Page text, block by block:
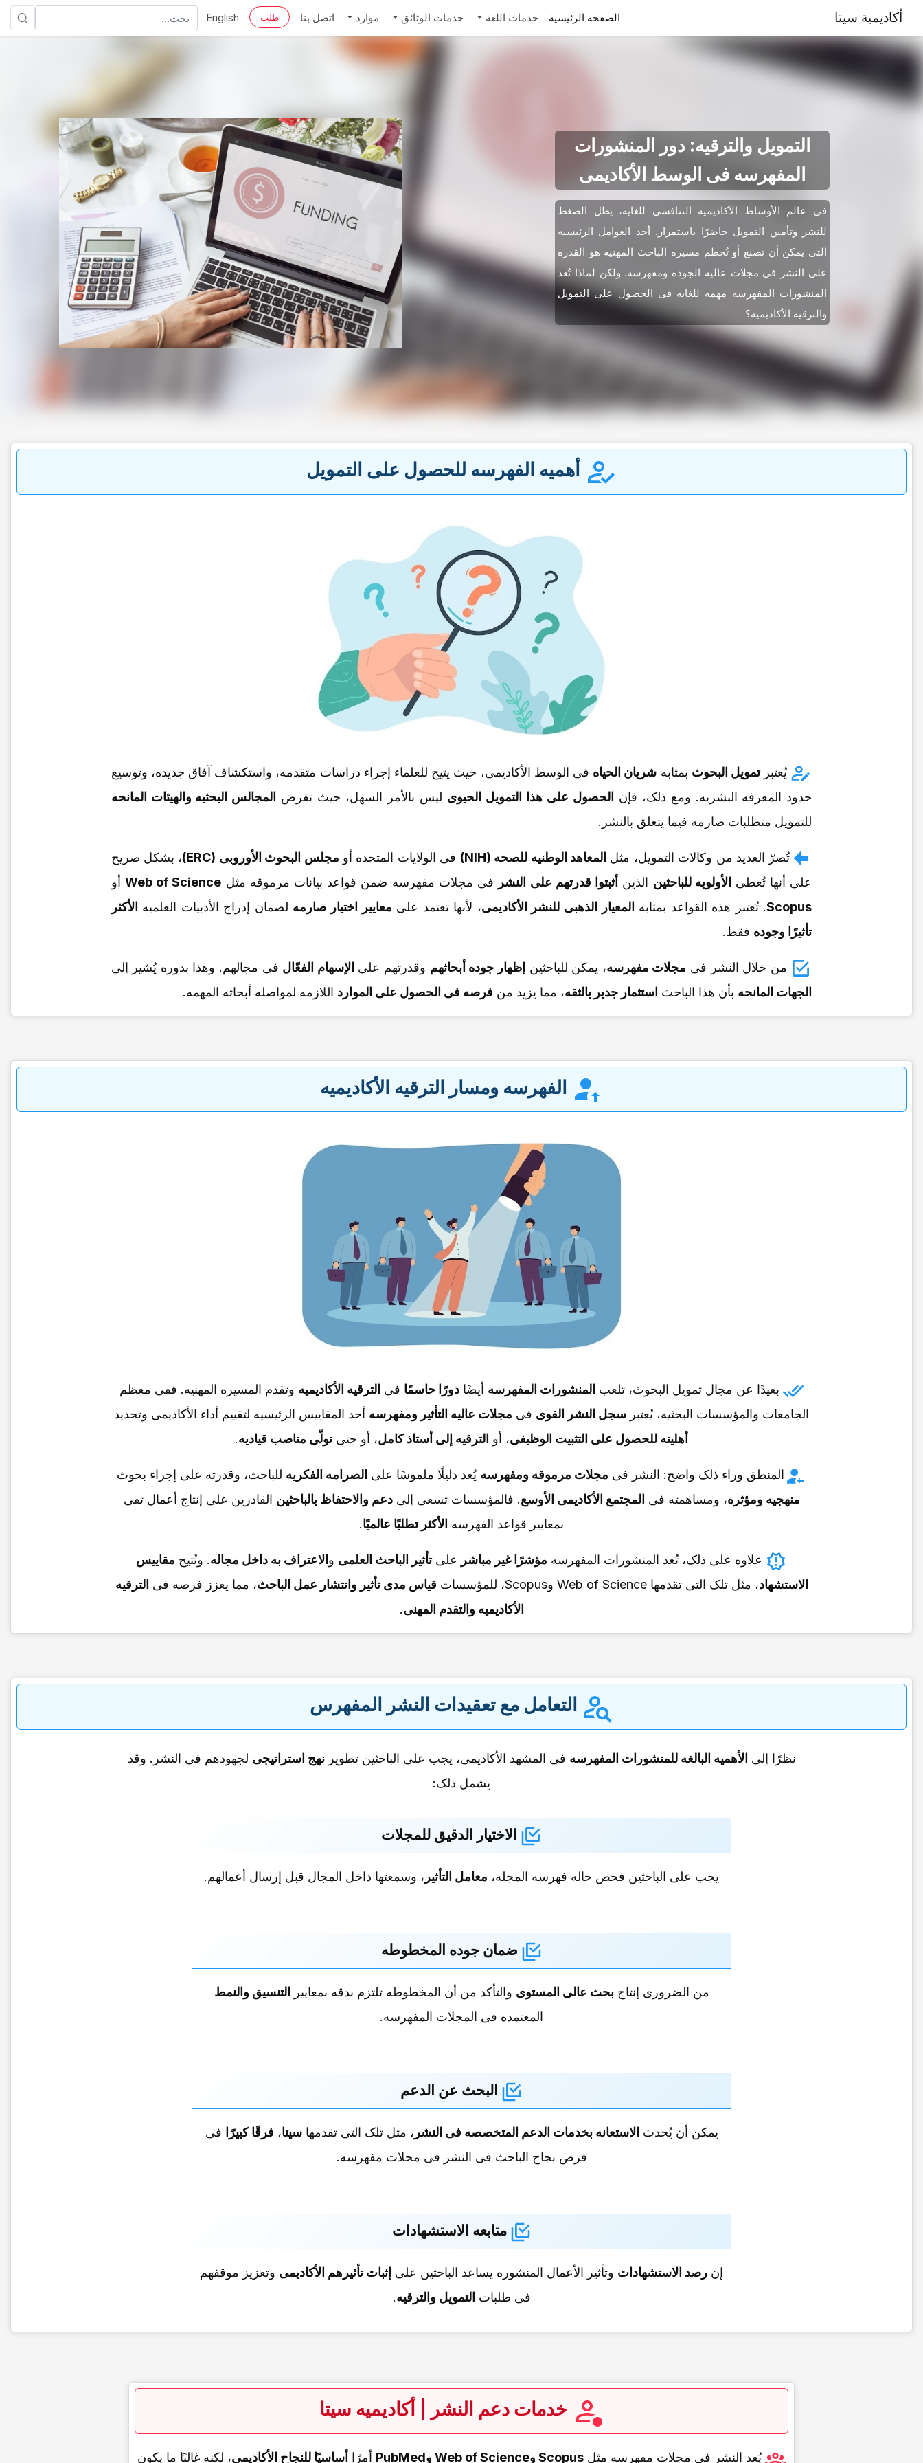
أكاديمية سيتا الصفحة الرئيسية خدمات اللغة خدمات الوثائق موارد اتصل بنا طلب English
التمویل والترقیه: دور المنشورات
المفهرسه فی الوسط الأکادیمی
فی عالم الأوساط الأکادیمیه التنافسی للغایه، یظل الضغط
للنشر وتأمین التمویل حاضرًا باستمرار. أحد العوامل الرئیسیه
التی یمکن أن تصنع أو تُحطم مسیره الباحث المهنیه هو القدره
على النشر فی مجلات عالیه الجوده ومفهرسه. ولکن لماذا تُعد
المنشورات المفهرسه مهمه للغایه فی الحصول على التمویل
والترقیه الأکادیمیه؟
أهمیه الفهرسه للحصول على التمویل
یُعتبرتمویل البحوث بمثابه شریان الحیاه فی الوسط الأکادیمی، حیث یتیح للعلماء إجراء دراسات متقدمه، واستکشاف آفاق جدیده، وتوسیع
حدود المعرفه البشریه. ومع ذلک، فإن الحصول على هذا التمویل الحیوی لیس بالأمر السهل، حیث تفرض المجالس البحثیه والهیئات المانحه
للتمویل متطلبات صارمه فیما یتعلق بالنشر.
تُصرّ العدید من وکالات التمویل، مثل المعاهد الوطنیه للصحه (NIH) فی الولایات المتحده أو مجلس البحوث الأوروبی (ERC)
، بشکل صریح
على أنها تُعطی الأولویه للباحثین الذین أثبتوا قدرتهم على النشر فی مجلات مفهرسه ضمن قواعد بیانات مرموقه مثل Web of Science أو
Scopus. تُعتبر هذه القواعد بمثابه المعیار الذهبی للنشر الأکادیمی، لأنها تعتمد على معاییر اختیار صارمه لضمان إدراج الأدبیات العلمیه الأکثر
تأثیرًا وجوده فقط.
من خلال النشر فی مجلات مفهرسه، یمکن للباحثین إظهار جوده أبحاثهم وقدرتهم على الإسهام الفعّال فی مجالهم. وهذا بدوره یُشیر إلى
الجهات المانحه بأن هذا الباحث استثمار جدیر بالثقه، مما یزید من فرصه فی الحصول على الموارد اللازمه لمواصله أبحاثه المهمه.
الفهرسه ومسار الترقیه الأکادیمیه
بعیدًا عن مجال تمویل البحوث، تلعب المنشورات المفهرسه أیضًادورًا حاسمًا فی الترقیه الأکادیمیه وتقدم المسیره المهنیه. ففی معظم
الجامعات والمؤسسات البحثیه، یُعتبر سجل النشر القوی فی مجلات عالیه التأثیر ومفهرسه أحد المقاییس الرئیسیه لتقییم أداء الأکادیمی وتحدید
أهلیته للحصول على التثبیت الوظیفی، أو الترقیه إلى أستاذ کامل، أو حتىتولّی مناصب قیادیه.
المنطق وراء ذلک واضح: النشر فی مجلات مرموقه ومفهرسه یُعد دلیلًا ملموسًا على الصرامه الفکریه للباحث، وقدرته على إجراء بحوث
منهجیه ومؤثره، ومساهمته فی المجتمع الأکادیمی الأوسع. فالمؤسسات تسعى إلىدعم والاحتفاظ بالباحثین القادرین على إنتاج أعمال تفی
بمعاییر قواعد الفهرسه الأکثر تطلبًا عالمیًا.
علاوه على ذلک، تُعد المنشورات المفهرسه مؤشرًا غیر مباشر علىتأثیر الباحث العلمی والاعتراف به داخل مجاله. وتُتیح مقاییس
الاستشهاد، مثل تلک التی تقدمها Web of Science وScopus، للمؤسسات قیاس مدى تأثیر وانتشار عمل الباحث، مما یعزز فرصه فی الترقیه
الأکادیمیه والتقدم المهنی.
التعامل مع تعقیدات النشر المفهرس
نظرًا إلى الأهمیه البالغه للمنشورات المفهرسه فی المشهد الأکادیمی، یجب على الباحثین تطویرنهج استراتیجی لجهودهم فی النشر. وقد
یشمل ذلک:
الاختیار الدقیق للمجلات
یجب على الباحثین فحص حاله فهرسه المجله، معامل التأثیر ، وسمعتها داخل المجال قبل إرسال أعمالهم.
ضمان جوده المخطوطه
من الضروری إنتاجبحث عالی المستوى والتأکد من أن المخطوطه تلتزم بدقه بمعاییر
التنسیق والنمط
المعتمده فی المجلات المفهرسه.
البحث عن الدعم
یمکن أن یُحدث الاستعانه بخدمات الدعم المتخصصه فی النشر ، مثل تلک التی تقدمهاسیتا، فرقًا کبیرًا
فی
فرص نجاح الباحث فی النشر فی مجلات مفهرسه.
متابعه الاستشهادات
إن رصد الاستشهادات وتأثیر الأعمال المنشوره یساعد الباحثین على إثبات تأثیرهم الأکادیمی وتعزیز موقفهم
فی طلبات التمویل والترقیه.
خدمات دعم النشر | أکادیمیه سیتا
یُعد النشر فی مجلات مفهرسه مثلScopus وWeb of Science وPubMed أمرًا أساسیًا للنجاح الأکادیمی، لکنه غالبًا ما یکون